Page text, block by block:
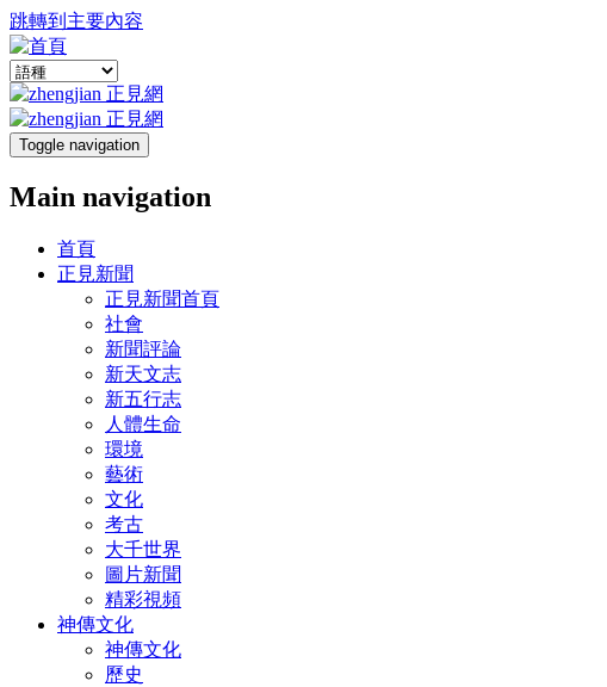
跳轉到主要內容
Toggle navigation
Main navigation
首頁
正見新聞
正見新聞首頁
社會
新聞評論
新天文志
新五行志
人體生命
環境
藝術
文化
考古
大千世界
圖片新聞
精彩視頻
神傳文化
神傳文化
歷史